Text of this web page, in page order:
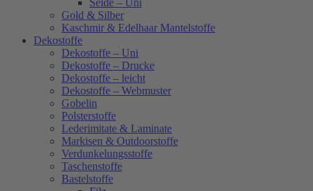
Seide – Uni
Gold & Silber
Kaschmir & Edelhaar Mantelstoffe
Dekostoffe
Dekostoffe – Uni
Dekostoffe – Drucke
Dekostoffe – leicht
Dekostoffe – Webmuster
Gobelin
Polsterstoffe
Lederimitate & Laminate
Markisen & Outdoorstoffe
Verdunkelungsstoffe
Taschenstoffe
Bastelstoffe